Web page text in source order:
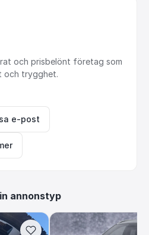
och prisbelönt företag som
och trygghet.
e-post
annonstyp